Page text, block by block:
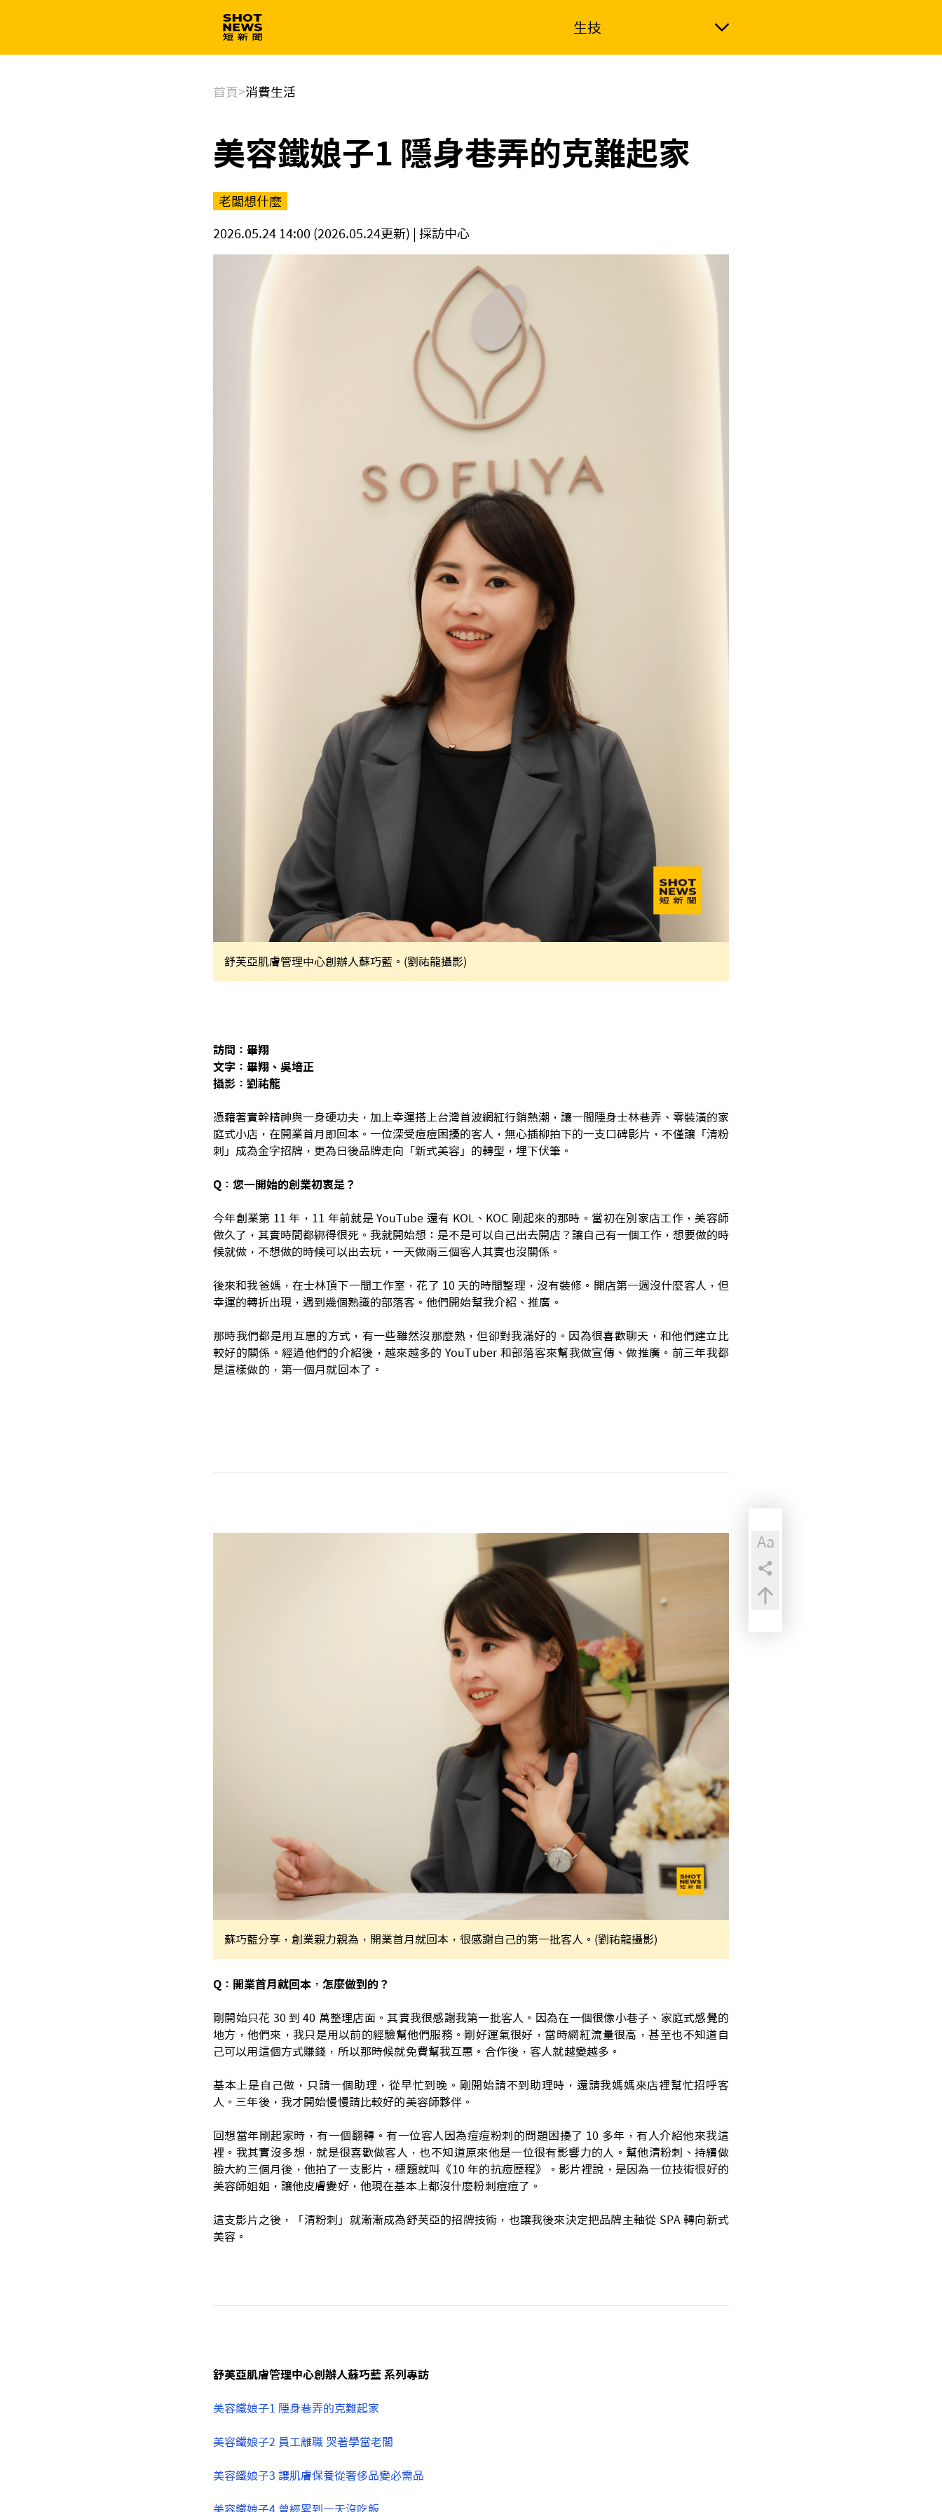
生技
首頁>消費生活
美容鐵娘子1 隱身巷弄的克難起家
老闆想什麼
2026.05.24 14:00 (2026.05.24更新) | 採訪中心
舒芙亞肌膚管理中心創辦人蘇巧藍。(劉祐龍攝影)
訪問：畢翔
文字：畢翔、吳培正
攝影：劉祐龍
憑藉著實幹精神與一身硬功夫，加上幸運搭上台灣首波網紅行銷熱潮，讓一間隱身士林巷弄、零裝潢的家
庭式小店，在開業首月即回本。一位深受痘痘困擾的客人，無心插柳拍下的一支口碑影片，不僅讓「清粉
刺」成為金字招牌，更為日後品牌走向「新式美容」的轉型，埋下伏筆。
Q：您一開始的創業初衷是？
今年創業第 11 年，11 年前就是 YouTube 還有 KOL、KOC 剛起來的那時。當初在別家店工作，美容師
做久了，其實時間都綁得很死。我就開始想：是不是可以自己出去開店？讓自己有一個工作，想要做的時
候就做，不想做的時候可以出去玩，一天做兩三個客人其實也沒關係。
後來和我爸媽，在士林頂下一間工作室，花了 10 天的時間整理，沒有裝修。開店第一週沒什麼客人，但
幸運的轉折出現，遇到幾個熟識的部落客。 他們開始幫我介紹、推廣。
那時我們都是用互惠的方式，有一些雖然沒那麼熟，但卻對我滿好的。因為很喜歡聊天，和他們建立比
較好的關係。經過他們的介紹後，越來越多的 YouTuber 和部落客來幫我做宣傳、做推廣。前三年我都
是這樣做的，第一個月就回本了。
蘇巧藍分享，創業親力親為，開業首月就回本，很感謝自己的第一批客人。(劉祐龍攝影)
Q：開業首月就回本，怎麼做到的？
剛開始只花 30 到 40 萬整理店面。其實我很感謝我第一批客人。因為在一個很像小巷子、家庭式感覺的
地方，他們來，我只是用以前的經驗幫他們服務。 剛好運氣很好，當時網紅流量很高，甚至也不知道自
己可以用這個方式賺錢，所以那時候就免費幫我互惠。合作後，客人就越變越多。
基本上是自己做，只請一個助理，從早忙到晚。剛開始請不到助理時，還請我媽媽來店裡幫忙招呼客
人。三年後，我才開始慢慢請比較好的美容師夥伴。
回想當年剛起家時，有一個翻轉。有一位客人因為痘痘粉刺的問題困擾了 10 多年，有人介紹他來我這
裡。我其實沒多想，就是很喜歡做客人，也不知道原來他是一位很有影響力的人。 幫他清粉刺、持續做
臉大約三個月後，他拍了一支影片，標題就叫《10 年的抗痘歷程》。影片裡說，是因為一位技術很好的
美容師姐姐，讓他皮膚變好，他現在基本上都沒什麼粉刺痘痘了。
這支影片之後，「清粉刺」就漸漸成為舒芙亞的招牌技術，也讓我後來決定把品牌主軸從 SPA 轉向新式
美容。
舒芙亞肌膚管理中心創辦人蘇巧藍 系列專訪
美容鐵娘子1 隱身巷弄的克難起家
美容鐵娘子2 員工離職 哭著學當老闆
美容鐵娘子3 讓肌膚保養從奢侈品變必需品
美容鐵娘子4 曾經累到一天沒吃飯
Aa